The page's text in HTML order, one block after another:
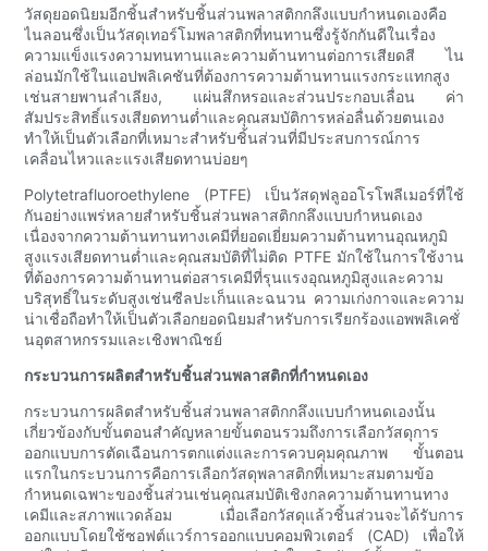
วัสดุยอดนิยมอีกชิ้นสำหรับชิ้นส่วนพลาสติกกลึงแบบกำหนดเองคือ
ไนลอนซึ่งเป็นวัสดุเทอร์โมพลาสติกที่ทนทานซึ่งรู้จักกันดีในเรื่อง
ความแข็งแรงความทนทานและความต้านทานต่อการเสียดสี ไน
ล่อนมักใช้ในแอปพลิเคชันที่ต้องการความต้านทานแรงกระแทกสูง
เช่นสายพานลำเลียง, แผ่นสึกหรอและส่วนประกอบเลื่อน ค่า
สัมประสิทธิ์แรงเสียดทานต่ำและคุณสมบัติการหล่อลื่นด้วยตนเอง
ทำให้เป็นตัวเลือกที่เหมาะสำหรับชิ้นส่วนที่มีประสบการณ์การ
เคลื่อนไหวและแรงเสียดทานบ่อยๆ
Polytetrafluoroethylene (PTFE) เป็นวัสดุฟลูออโรโพลีเมอร์ที่ใช้
กันอย่างแพร่หลายสำหรับชิ้นส่วนพลาสติกกลึงแบบกำหนดเอง
เนื่องจากความต้านทานทางเคมีที่ยอดเยี่ยมความต้านทานอุณหภูมิ
สูงแรงเสียดทานต่ำและคุณสมบัติที่ไม่ติด PTFE มักใช้ในการใช้งาน
ที่ต้องการความต้านทานต่อสารเคมีที่รุนแรงอุณหภูมิสูงและความ
บริสุทธิ์ในระดับสูงเช่นซีลปะเก็นและฉนวน ความเก่งกาจและความ
น่าเชื่อถือทำให้เป็นตัวเลือกยอดนิยมสำหรับการเรียกร้องแอพพลิเคชั่
นอุตสาหกรรมและเชิงพาณิชย์
กระบวนการผลิตสำหรับชิ้นส่วนพลาสติกที่กำหนดเอง
กระบวนการผลิตสำหรับชิ้นส่วนพลาสติกกลึงแบบกำหนดเองนั้น
เกี่ยวข้องกับขั้นตอนสำคัญหลายขั้นตอนรวมถึงการเลือกวัสดุการ
ออกแบบการตัดเฉือนการตกแต่งและการควบคุมคุณภาพ ขั้นตอน
แรกในกระบวนการคือการเลือกวัสดุพลาสติกที่เหมาะสมตามข้อ
กำหนดเฉพาะของชิ้นส่วนเช่นคุณสมบัติเชิงกลความต้านทานทาง
เคมีและสภาพแวดล้อม เมื่อเลือกวัสดุแล้วชิ้นส่วนจะได้รับการ
ออกแบบโดยใช้ซอฟต์แวร์การออกแบบคอมพิวเตอร์ (CAD) เพื่อให้